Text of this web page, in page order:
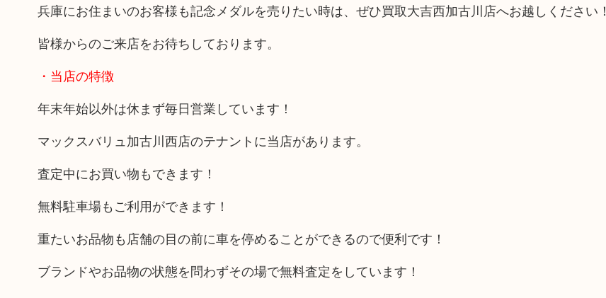
兵庫にお住まいのお客様も記念メダルを売りたい時は、ぜひ買取大吉西加古川店へお越しください！
皆様からのご来店をお待ちしております。
・当店の特徴
年末年始以外は休まず毎日営業しています！
マックスバリュ加古川西店のテナントに当店があります。
査定中にお買い物もできます！
無料駐車場もご利用ができます！
重たいお品物も店舗の目の前に車を停めることができるので便利です！
ブランドやお品物の状態を問わずその場で無料査定をしています！